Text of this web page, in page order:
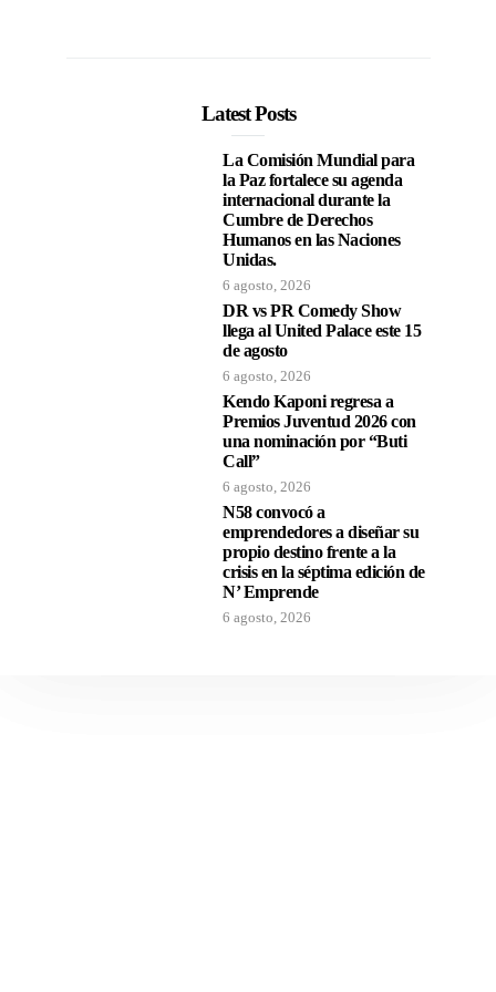
Latest Posts
La Comisión Mundial para
la Paz fortalece su agenda
internacional durante la
Cumbre de Derechos
Humanos en las Naciones
Unidas.
6 agosto, 2026
DR vs PR Comedy Show
llega al United Palace este 15
de agosto
6 agosto, 2026
Kendo Kaponi regresa a
Premios Juventud 2026 con
una nominación por “Buti
Call”
6 agosto, 2026
N58 convocó a
emprendedores a diseñar su
propio destino frente a la
crisis en la séptima edición de
N’ Emprende
6 agosto, 2026